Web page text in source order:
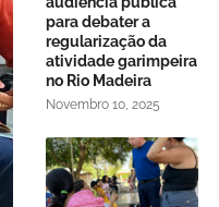
para debater a
regularização da
atividade garimpeira
no Rio Madeira
Novembro 10, 2025